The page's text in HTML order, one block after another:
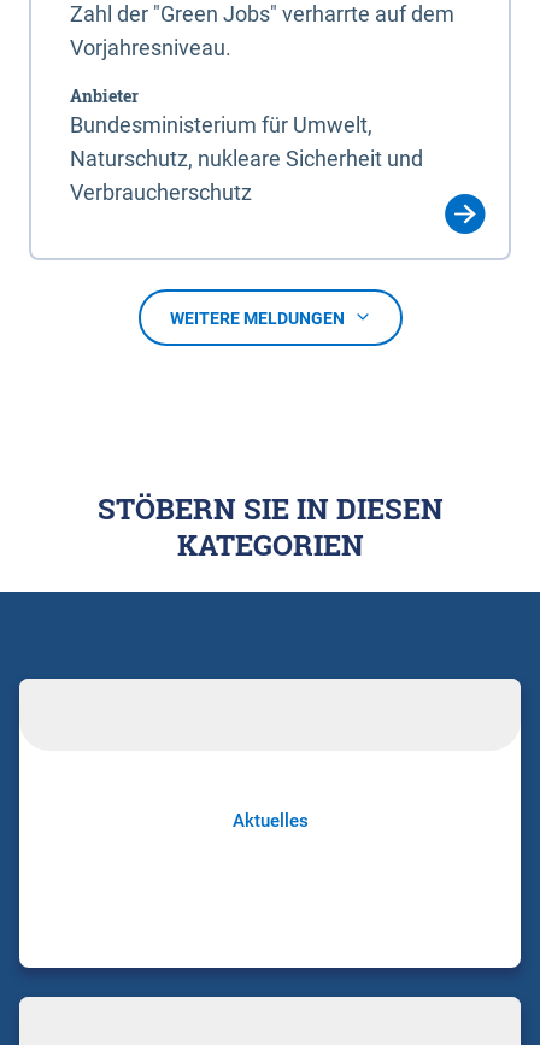
Zahl der "Green Jobs" verharrte auf dem
Vorjahresniveau.
Anbieter
Bundesministerium für Umwelt,
Naturschutz, nukleare Sicherheit und
Verbraucherschutz
WEITERE MELDUNGEN
STÖBERN SIE IN DIESEN
KATEGORIEN
Aktuelles